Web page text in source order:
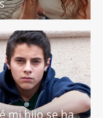
mi hijo se ha